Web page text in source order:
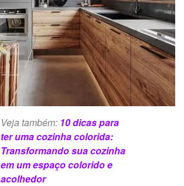
Veja também: 10 dicas para
ter uma cozinha colorida:
Transformando sua cozinha
em um espaço colorido e
acolhedor